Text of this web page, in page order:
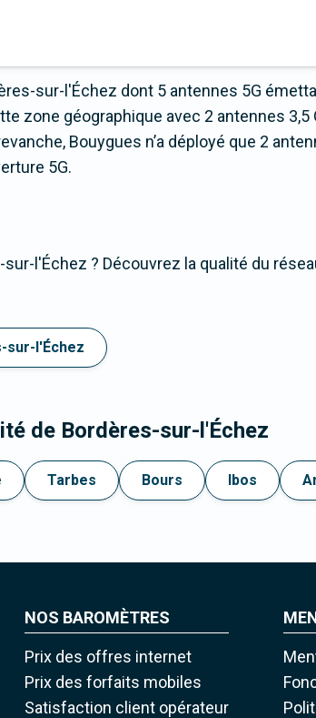
sur-l'Échez dont 5 antennes 5G
zone géographique avec 2 antennes 3,5
Bouygues n’a déployé que 2
5G.
l'Échez ? Découvrez la qualité du
sur-l'Échez
de Bordères-sur-l'Échez
Tarbes Bours Ibos
NOS BAROMÈTRES
Prix des offres internet
Prix des forfaits mobiles
Satisfaction client opérateur